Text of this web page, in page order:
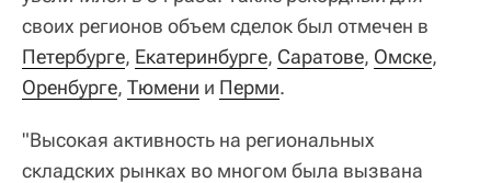
своих регионов объем сделок был отмечен в
Петербурге, Екатеринбурге, Саратове, Омске,
Оренбурге, Тюмени и Перми.
"Высокая активность на региональных
складских рынках во многом была вызвана